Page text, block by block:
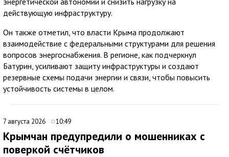
действующую инфраструктуру.
Он также отметил, что власти Крыма продолжают
взаимодействие с федеральными структурами для решения
вопросов энергоснабжения. В регионе, как подчеркнул
Батурин, усиливают защиту инфраструктуры и создают
резервные схемы подачи энергии и связи, чтобы повысить
устойчивость системы в целом.
7 августа 2026 10:49
Крымчан предупредили о мошенниках с
поверкой счётчиков